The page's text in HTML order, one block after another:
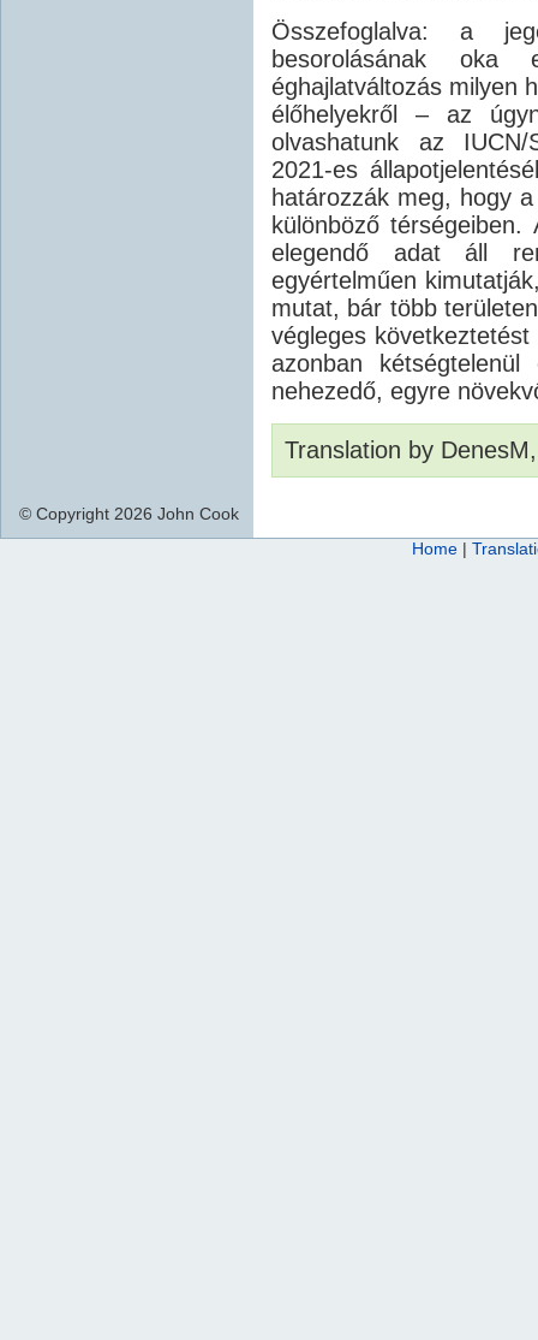
Összefoglalva: a
besorolásának
éghajlatváltozás milyen
élőhelyekről – az
olvashatunk az IUCN/
2021-es
határozzák meg, hogy
különböző
elegendő adat áll
egyértelműen
mutat, bár több
végleges
azonban
nehezedő, egyre
Translation by
© Copyright 2026 John Cook
Home |